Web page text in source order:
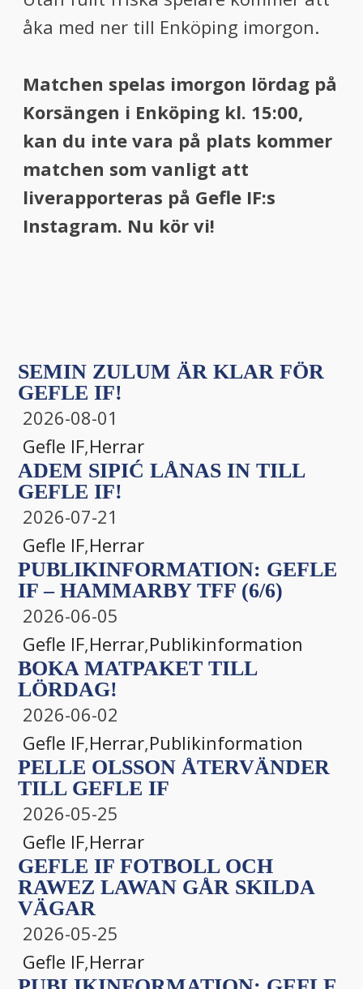
åka med ner till Enköping imorgon.
Matchen spelas imorgon lördag på
Korsängen i Enköping kl. 15:00,
kan du inte vara på plats kommer
matchen som vanligt att
liverapporteras på Gefle IF:s
Instagram. Nu kör vi!
SEMIN ZULUM ÄR KLAR FÖR
GEFLE IF!
2026-08-01
Gefle IF,Herrar
ADEM SIPIĆ LÅNAS IN TILL
GEFLE IF!
2026-07-21
Gefle IF,Herrar
PUBLIKINFORMATION: GEFLE
IF – HAMMARBY TFF (6/6)
2026-06-05
Gefle IF,Herrar,Publikinformation
BOKA MATPAKET TILL
LÖRDAG!
2026-06-02
Gefle IF,Herrar,Publikinformation
PELLE OLSSON ÅTERVÄNDER
TILL GEFLE IF
2026-05-25
Gefle IF,Herrar
GEFLE IF FOTBOLL OCH
RAWEZ LAWAN GÅR SKILDA
VÄGAR
2026-05-25
Gefle IF,Herrar